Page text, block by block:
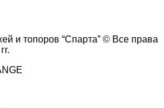
и топоров “Спарта” © Все права